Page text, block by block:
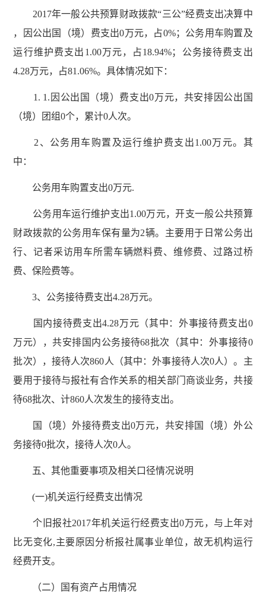
2017年一般公共预算财政拨款“三公”经费支出决算中
，因公出国（境）费支出0万元，占0%；公务用车购置及
运行维护费支出1.00万元，占18.94%；公务接待费支出
4.28万元，占81.06%。具体情况如下：
1. 1.因公出国（境）费支出0万元，共安排因公出国
（境）团组0个，累计0人次。
2、公务用车购置及运行维护费支出1.00万元。其
中：
公务用车购置支出0万元.
公务用车运行维护支出1.00万元，开支一般公共预算
财政拨款的公务用车保有量为2辆。主要用于日常公务出
行、记者采访用车所需车辆燃料费、维修费、过路过桥
费、保险费等。
3、公务接待费支出4.28万元。
国内接待费支出4.28万元（其中：外事接待费支出0
万元），共安排国内公务接待68批次（其中：外事接待0
批次），接待人次860人（其中：外事接待人次0人）。主
要用于接待与报社有合作关系的相关部门商谈业务，共接
待68批次、计860人次发生的接待支出。
国（境）外接待费支出0万元，共安排国（境）外公
务接待0批次，接待人次0人。
五、其他重要事项及相关口径情况说明
(一)机关运行经费支出情况
个旧报社2017年机关运行经费支出0万元，与上年对
比无变化,主要原因分析报社属事业单位，故无机构运行
经费开支。
（二）国有资产占用情况